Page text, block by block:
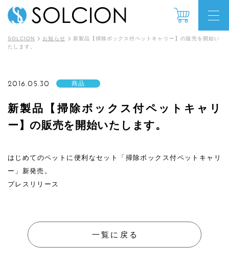
SOLCION お知らせ
新製品【掃除ボックス付ペットキャリー】の販売を開始い
たします。
新製品【掃除ボックス付ペットキャリ
ー】の販売を開始いたします。
2016.05.30 商品
はじめてのペットに便利なセット「掃除ボックス付ペットキャリ
ー」新発売。
プレスリリース
一覧に戻る